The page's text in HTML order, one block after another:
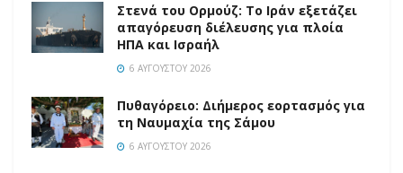
Στενά του Ορμούζ: Το Ιράν εξετάζει
απαγόρευση διέλευσης για πλοία
ΗΠΑ και Ισραήλ
6 ΑΥΓΟΎΣΤΟΥ 2026
Πυθαγόρειο: Διήμερος εορτασμός για
τη Ναυμαχία της Σάμου
6 ΑΥΓΟΎΣΤΟΥ 2026